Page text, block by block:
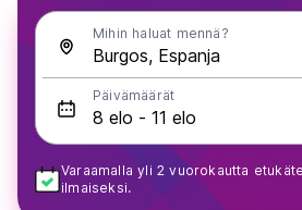
Mihin haluat mennä?
Päivämäärät
Varaamalla yli 2 vuorokautta
ilmaiseksi.